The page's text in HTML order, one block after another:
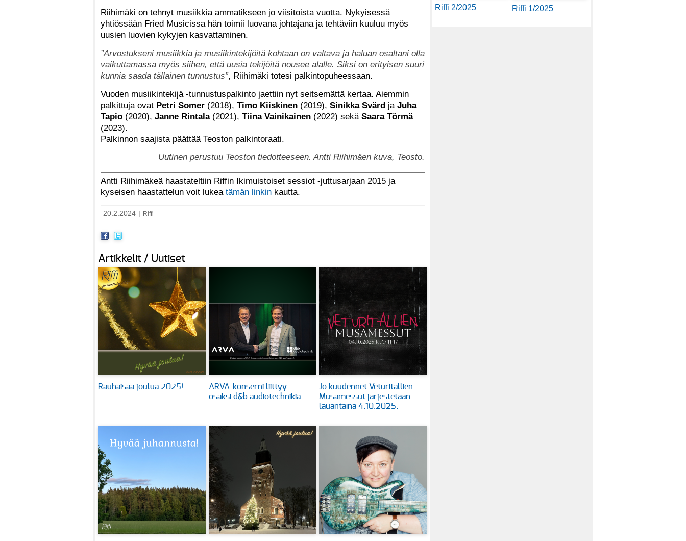
Riihimäki on tehnyt musiikkia ammatikseen jo viisitoista vuotta. Nykyisessä
yhtiössään Fried Musicissa hän toimii luovana johtajana ja tehtäviin kuuluu myös
uusien luovien kykyjen kasvattaminen.
”Arvostukseni musiikkia ja musiikintekijöitä kohtaan on valtava ja haluan osaltani olla
vaikuttamassa myös siihen, että uusia tekijöitä nousee alalle. Siksi on erityisen suuri
kunnia saada tällainen tunnustus”, Riihimäki totesi palkintopuheessaan.
Vuoden musiikintekijä -tunnustuspalkinto jaettiin nyt seitsemättä kertaa. Aiemmin
palkittuja ovat Petri Somer (2018), Timo Kiiskinen (2019), Sinikka Svärd ja Juha
Tapio (2020), Janne Rintala(2021), Tiina Vainikainen (2022) sekä Saara Törmä
(2023).
Palkinnon saajista päättää Teoston palkintoraati.
Uutinen perustuu Teoston tiedotteeseen. Antti Riihimäen kuva, Teosto.
Antti Riihimäkeä haastateltiin Riffin Ikimuistoiset sessiot -juttusarjaan 2015 ja
kyseisen haastattelun voit lukea tämän linkin kautta.
20.2.2024 | Riffi
Artikkelit / Uutiset
Rauhaisaa joulua 2025!
ARVA-konserni liittyy
osaksi d&b audiotechnikia
Jo kuudennet Veturitallien
Musamessut järjestetään
lauantaina 4.10.2025.
Riffi 2/2025 Riffi 1/2025